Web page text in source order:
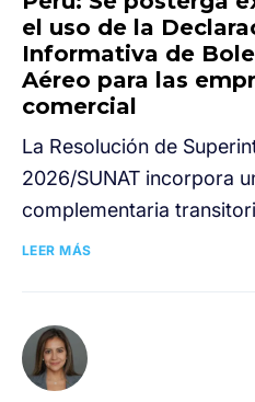
el uso de la
Informativa de
Aéreo para las
comercial
La Resolución de
2026/SUNAT incorpora
complementaria
LEER MÁS